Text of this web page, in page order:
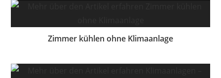
Zimmer kühlen ohne Klimaanlage